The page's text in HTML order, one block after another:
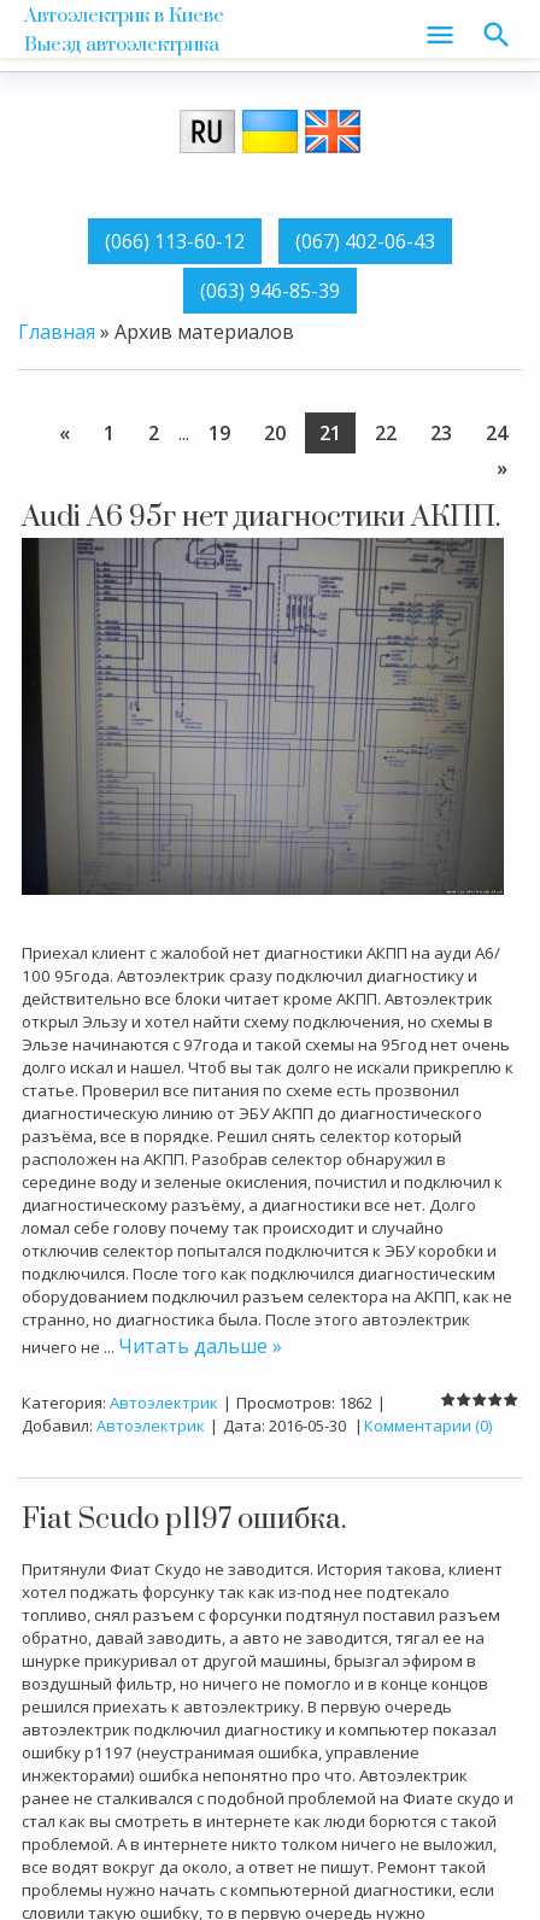
Автоэлектрик в Киеве
Выезд автоэлектрика
Главная » Архив материалов
« 1 2 ... 19 20 21 22 23
24
»
Audi A6 95г нет диагностики АКПП.
Приехал клиент с жалобой нет диагностики АКПП на ауди А6/
100 95года. Автоэлектрик сразу подключил диагностику и
действительно все блоки читает кроме АКПП. Автоэлектрик
открыл Эльзу и хотел найти схему подключения, но схемы в
Эльзе начинаются с 97года и такой схемы на 95год нет очень
долго искал и нашел. Чтоб вы так долго не искали прикреплю к
статье. Проверил все питания по схеме есть прозвонил
диагностическую линию от ЭБУ АКПП до диагностического
разъёма, все в порядке. Решил снять селектор который
расположен на АКПП. Разобрав селектор обнаружил в
середине воду и зеленые окисления, почистил и подключил к
диагностическому разъёму, а диагностики все нет. Долго
ломал себе голову почему так происходит и случайно
отключив селектор попытался подключится к ЭБУ коробки и
подключился. После того как подключился диагностическим
оборудованием подключил разъем селектора на АКПП, как не
странно, но диагностика была. После этого автоэлектрик
ничего не ... Читать дальше »
Категория: Автоэлектрик | Просмотров: 1862 |
Добавил: Автоэлектрик | Дата: 2016-05-30 | Комментарии (0)
Fiat Scudo p1197 ошибка.
Притянули Фиат Скудо не заводится. История такова, клиент
хотел поджать форсунку так как из-под нее подтекало
топливо, снял разъем с форсунки подтянул поставил разъем
обратно, давай заводить, а авто не заводится, тягал ее на
шнурке прикуривал от другой машины, брызгал эфиром в
воздушный фильтр, но ничего не помогло и в конце концов
решился приехать к автоэлектрику. В первую очередь
автоэлектрик подключил диагностику и компьютер показал
ошибкуp1197 (неустранимая ошибка, управление
инжекторами) ошибка непонятно про что. Автоэлектрик
ранее не сталкивался с подобной проблемой на Фиате скудо и
стал как вы смотреть в интернете как люди борются с такой
проблемой. А в интернете никто толком ничего не выложил,
все водят вокруг да около, а ответ не пишут. Ремонт такой
проблемы нужно начать с компьютерной диагностики, если
словили такую ошибку, то в первую очередь нужно